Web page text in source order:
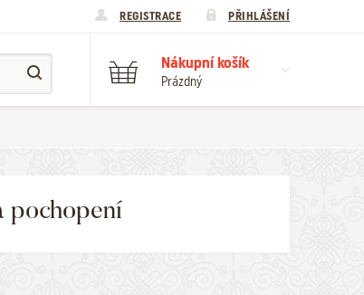
REGISTRACE PŘIHLÁŠENÍ
Nákupní košík
Prázdný
pochopení